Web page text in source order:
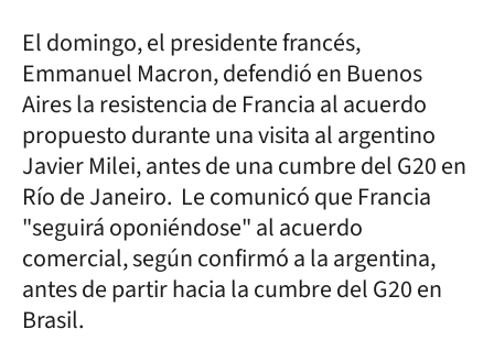
El domingo, el presidente francés,
Emmanuel Macron, defendió en Buenos
Aires la resistencia de Francia al acuerdo
propuesto durante una visita al argentino
Javier Milei, antes de una cumbre del G20 en
Río de Janeiro. Le comunicó que Francia
"seguirá oponiéndose" al acuerdo
comercial, según confirmó a la argentina,
antes de partir hacia la cumbre del G20 en
Brasil.